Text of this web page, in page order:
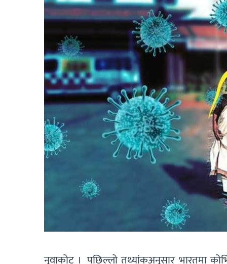
नुवाकोट । पछिल्लो तथ्यांकअनुसार भारतमा